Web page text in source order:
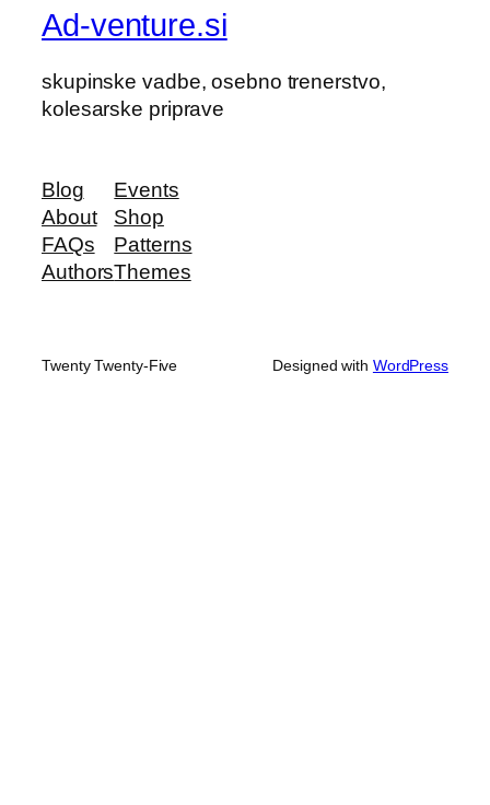
Ad-venture.si
skupinske vadbe, osebno trenerstvo,
kolesarske priprave
Blog
About
FAQs
Authors
Events
Shop
Patterns
Themes
Twenty Twenty-Five Designed with WordPress